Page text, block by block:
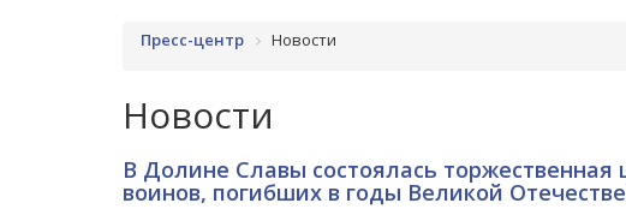
Пресс-центр Новости
Новости
В Долине Славы состоялась торжественная
воинов, погибших в годы Великой